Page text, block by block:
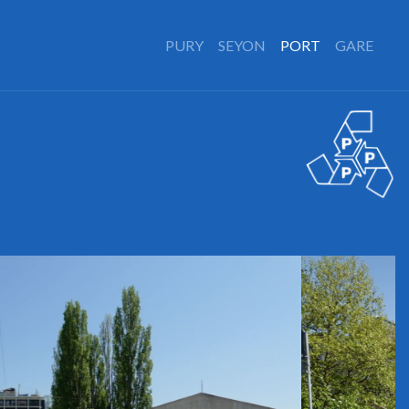
PURY SEYON PORT GARE